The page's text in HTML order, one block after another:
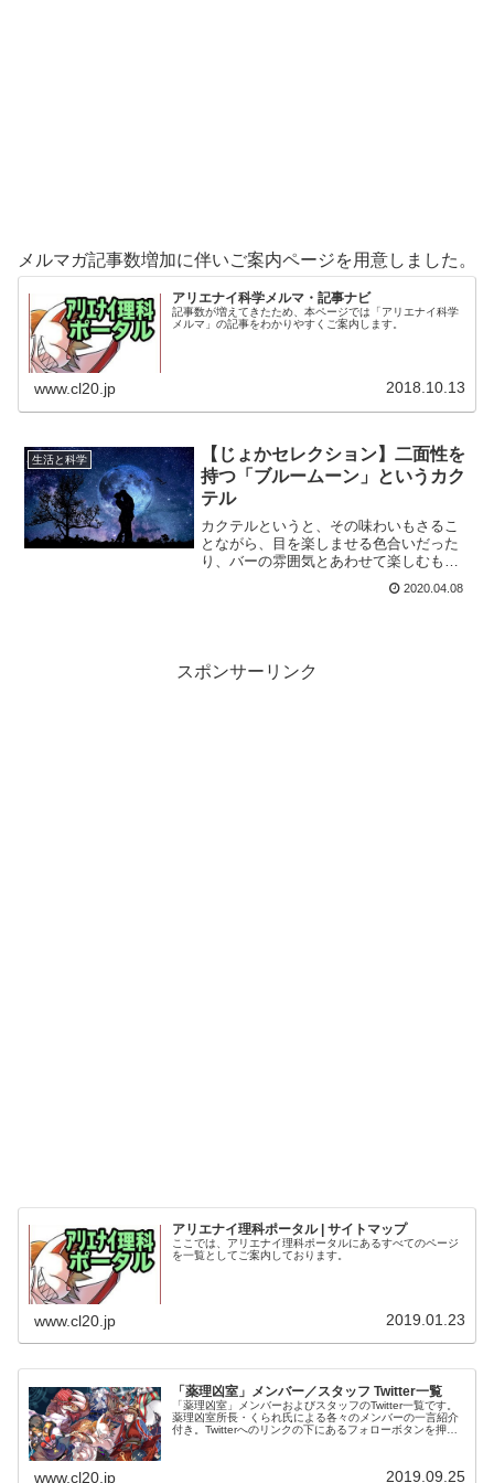
メルマガ記事数増加に伴いご案内ページを用意しました。
アリエナイ科学メルマ・記事ナビ
記事数が増えてきたため、本ページでは「アリエナイ科学
メルマ」の記事をわかりやすくご案内します。
www.cl20.jp 2018.10.13
生活と科学
【じょかセレクション】二面性を
持つ「ブルームーン」というカク
テル
カクテルというと、その味わいもさるこ
とながら、目を楽しませる色合いだった
り、バーの雰囲気とあわせて楽しむも
葉」というものがあります。今回は意味
2020.04.08
スポンサーリンク
アリエナイ理科ポータル | サイトマップ
ここでは、アリエナイ理科ポータルにあるすべてのページ
を一覧としてご案内しております。
www.cl20.jp 2019.01.23
「薬理凶室」メンバー／スタッフ Twitter一覧
「薬理凶室」メンバーおよびスタッフのTwitter一覧です。
薬理凶室所長・くられ氏による各々のメンバーの一言紹介
付き。Twitterへのリンクの下にあるフォローボタンを押す
www.cl20.jp 2019.09.25